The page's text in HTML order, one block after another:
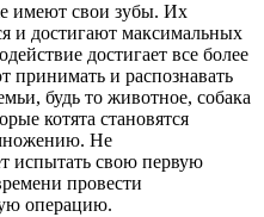
имеют свои зубы. Их
и достигают максимальных
достигает все более
принимать и распознавать
будь то животное, собака
котята становятся
Не
испытать свою первую
провести
операцию.